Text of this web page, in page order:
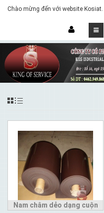
Chào mừng đến với website
Nam châm dẻo dạng cuộn